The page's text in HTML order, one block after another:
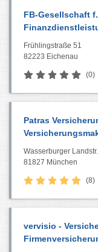
FB-Gesellschaft
Frühlingstraße 51
82223 Eichenau
(0)
Patras
Wasserburger
81827 München
(8)
vervisio -